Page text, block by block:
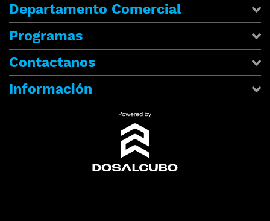
Departamento Comercial
Programas
Contactanos
Información